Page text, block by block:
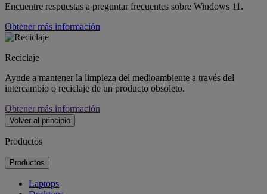
Encuentre respuestas a preguntar frecuentes sobre Windows 11.
Obtener más información
Reciclaje
Ayude a mantener la limpieza del medioambiente a través del
intercambio o reciclaje de un producto obsoleto.
Obtener más información
Volver al principio
Productos
Productos
Laptops